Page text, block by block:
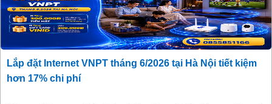
Lắp đặt Internet VNPT tháng 6/2026 tại Hà Nội tiết kiệm
hơn 17% chi phí